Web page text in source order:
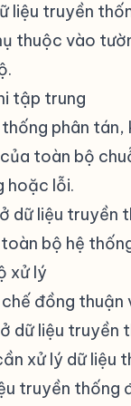
liệu truyền
thuộc vào
tập trung
phân
toàn bộ
hoặc lỗi.
dữ liệu
bộ hệ
xử lý
đồng
dữ liệu truyền
xử lý dữ liệu
truyền